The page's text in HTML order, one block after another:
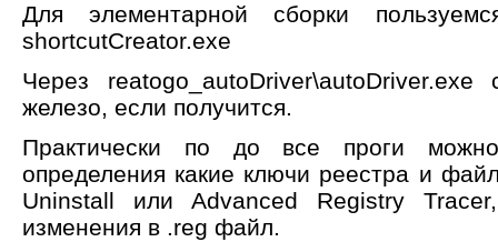
Для элементарной сборки
shortcutCreator.exe
Через
железо, если получится.
Практически по до все проги
определения какие ключи реестра и
Uninstall или Advanced Registry
изменения в .reg файл.